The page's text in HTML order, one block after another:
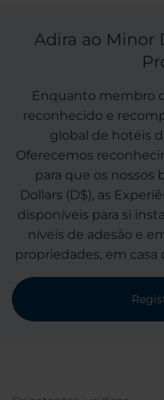
Adira ao Minor
Enquanto membro
reconhecido e
global de hotéis
Oferecemos
para que os nossos
Dollars (D$), as
disponíveis para si
níveis de adesão e
propriedades, em casa